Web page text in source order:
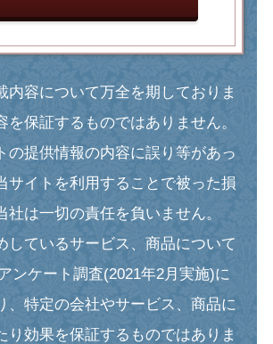
内容について万全を期しておりま
を保証するものではありません。
の提供情報の内容に誤り等があっ
サイトを利用することで被った損
社は一切の責任を負いません。
しているサービス、商品について
ンケート調査(2021年2月実施)に
、特定の会社やサービス、商品に
り効果を保証するものではありま